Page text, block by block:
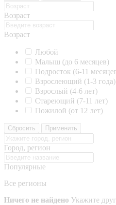
Возраст
Возраст
Любой
Малыш (до 6 месяцев)
Подросток (6-11
Взрослеющий (1-3 года)
Взрослый (4-6 лет)
Стареющий (7-11 лет)
Пожилой (от 12 лет)
Сбросить Применить
Город, регион
Популярные
Все регионы
Ничего не найдено Укажите